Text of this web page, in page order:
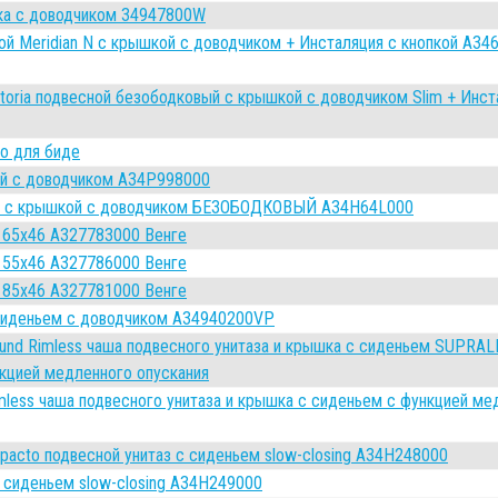
с доводчиком 34947800W
Meridian N с крышкой с доводчиком + Инсталяция с кнопкой
подвесной безободковый с крышкой с доводчиком Slim +
для биде
с доводчиком A34P998000
с крышкой с доводчиком БЕЗОБОДКОВЫЙ A34H64L000
A327783000 Венге
A327786000 Венге
A327781000 Венге
с доводчиком A34940200VP
Rimless чаша подвесного унитаза и крышка с сиденьем
медленного опускания
чаша подвесного унитаза и крышка с сиденьем с функцией
подвесной унитаз с сиденьем slow-closing A34H248000
slow-closing A34H249000